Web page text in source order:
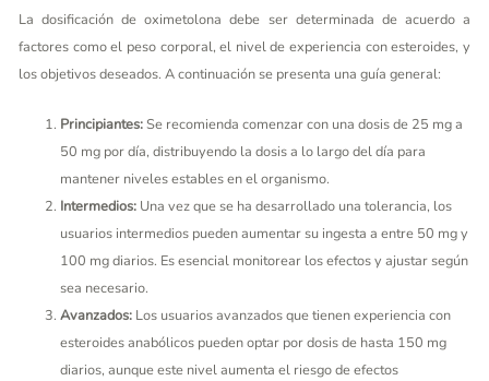
La dosificación de oximetolona debe ser determinada de acuerdo a
factores como el peso corporal, el nivel de experiencia con esteroides, y
los objetivos deseados. A continuación se presenta una guía general:
Principiantes:Se recomienda comenzar con una dosis de 25 mg a
50 mg por día, distribuyendo la dosis a lo largo del día para
mantener niveles estables en el organismo.
Intermedios: Una vez que se ha desarrollado una tolerancia, los
usuarios intermedios pueden aumentar su ingesta a entre 50 mg y
100 mg diarios. Es esencial monitorear los efectos y ajustar según
sea necesario.
Avanzados: Los usuarios avanzados que tienen experiencia con
esteroides anabólicos pueden optar por dosis de hasta 150 mg
diarios, aunque este nivel aumenta el riesgo de efectos